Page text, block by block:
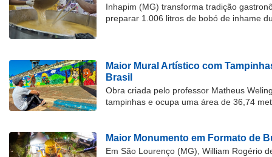
Inhapim (MG) transforma tradição
preparar 1.006 litros de bobó de inhame
Maior Mural Artístico com
Brasil
Obra criada pelo professor Matheus
tampinhas e ocupa uma área de 36,74
Maior Monumento em Formato de
Em São Lourenço (MG), William Rogério